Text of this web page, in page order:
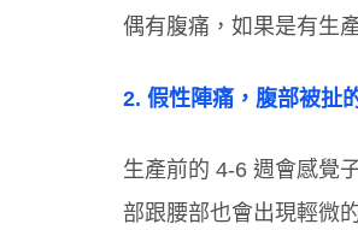
偶有腹痛，如果是有生
2. 假性陣痛，腹部被扯
生產前的 4-6 週會感覺
部跟腰部也會出現輕微